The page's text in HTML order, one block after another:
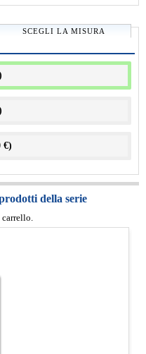
SCEGLI LA MISURA
€)
della serie